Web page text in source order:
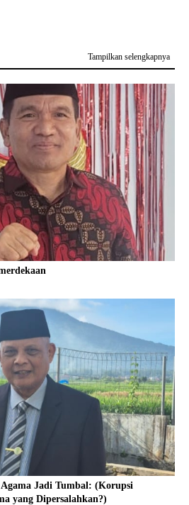
Tampilkan selengkapnya
Jadi Tumbal: (Korupsi
yang Dipersalahkan?)